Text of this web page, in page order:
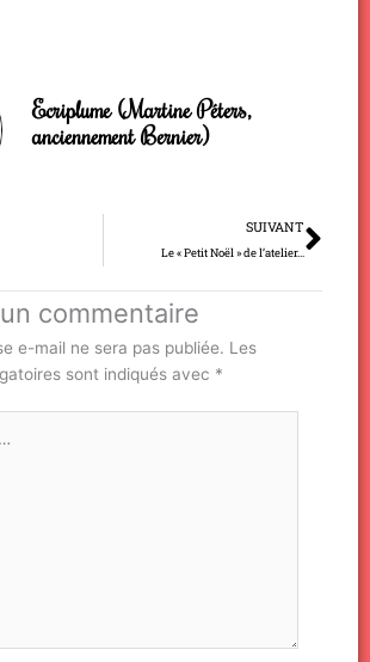
Ecriplume (Martine Péters,
anciennement Bernier)
SUIVANT
Le « Petit Noël » de l’atelier…
commentaire
e-mail ne sera pas publiée. Les
sont indiqués avec *